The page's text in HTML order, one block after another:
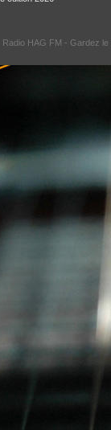
Radio HAG FM - Gardez le